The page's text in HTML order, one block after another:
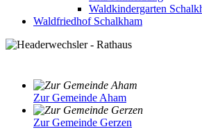
Waldkindergarten
Waldfriedhof Schalkham
Zur Gemeinde Aham
Zur Gemeinde Gerzen